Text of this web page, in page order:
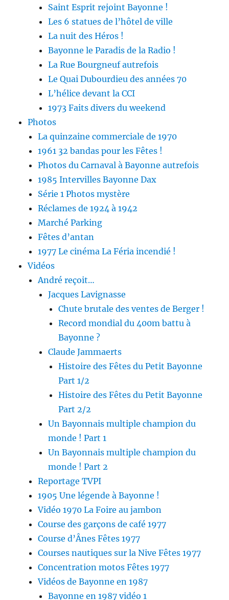
Saint Esprit rejoint Bayonne !
Les 6 statues de l’hôtel de ville
La nuit des Héros !
Bayonne le Paradis de la Radio !
La Rue Bourgneuf autrefois
Le Quai Dubourdieu des années 70
L’hélice devant la CCI
1973 Faits divers du weekend
Photos
La quinzaine commerciale de 1970
1961 32 bandas pour les Fêtes !
Photos du Carnaval à Bayonne autrefois
1985 Intervilles Bayonne Dax
Série 1 Photos mystère
Réclames de 1924 à 1942
Marché Parking
Fêtes d’antan
1977 Le cinéma La Féria incendié !
Vidéos
André reçoit…
Jacques Lavignasse
Chute brutale des ventes de Berger !
Record mondial du 400m battu à
Bayonne ?
Claude Jammaerts
Histoire des Fêtes du Petit Bayonne
Part 1/2
Histoire des Fêtes du Petit Bayonne
Part 2/2
Un Bayonnais multiple champion du
monde ! Part 1
Un Bayonnais multiple champion du
monde ! Part 2
Reportage TVPI
1905 Une légende à Bayonne !
Vidéo 1970 La Foire au jambon
Course des garçons de café 1977
Course d’Ânes Fêtes 1977
Courses nautiques sur la Nive Fêtes 1977
Concentration motos Fêtes 1977
Vidéos de Bayonne en 1987
Bayonne en 1987 vidéo 1